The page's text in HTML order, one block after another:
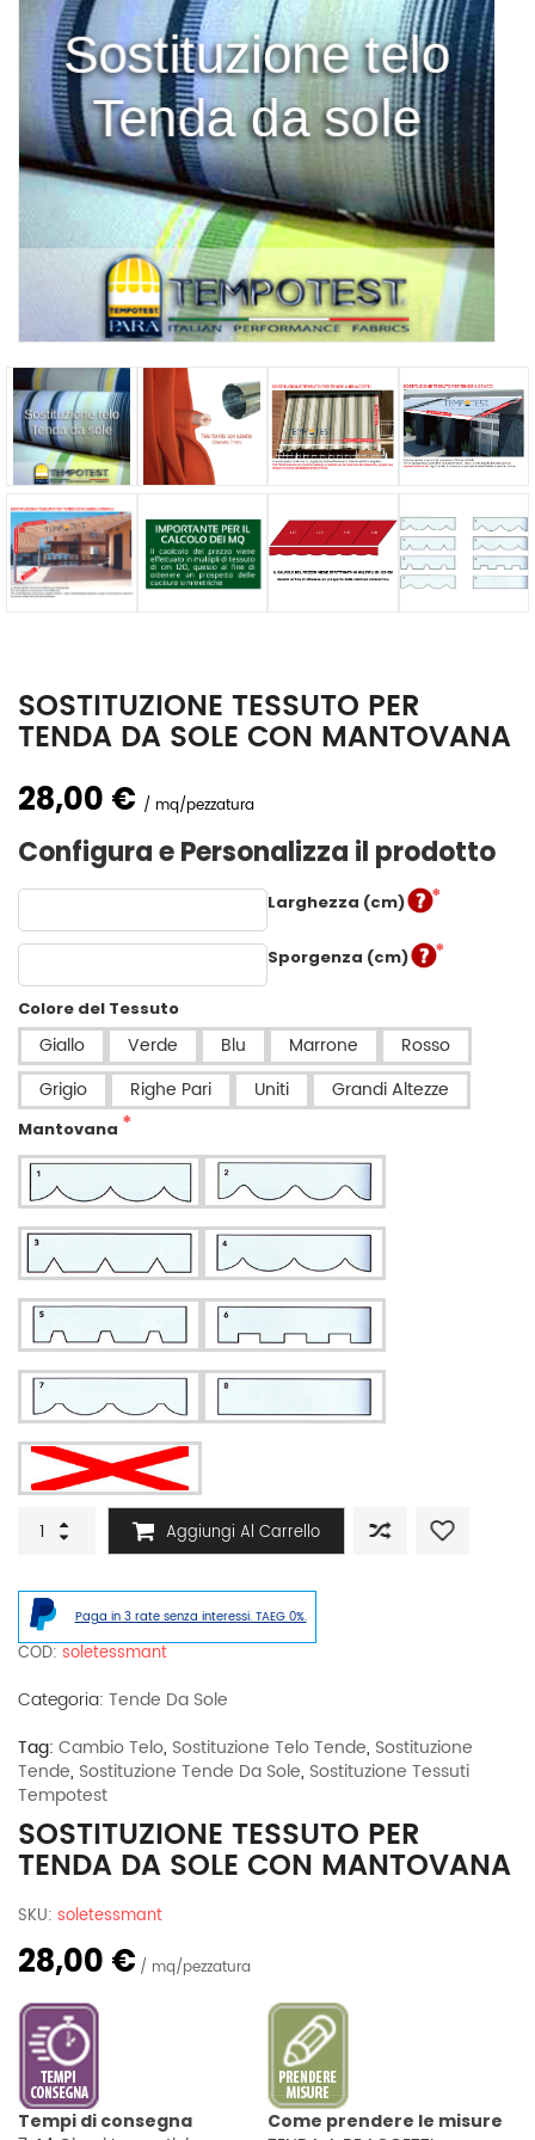
SOSTITUZIONE TESSUTO PER
TENDA DA SOLE CON MANTOVANA
28,00 € mq/pezzatura
Configura e Personalizza il prodotto
Larghezza (cm)
Sporgenza (cm)
Colore del Tessuto
Giallo Verde Blu Marrone
Rosso
Grigio
Righe Pari Uniti Grandi Altezze
Mantovana
Sostituzione
Tessuto
da
sole
Con
quantità
Aggiungi Al Carrello
Paga in 3 rate senza interessi. TAEG 0%.
COD: soletessmant
Categoria: Tende Da Sole
Tag: Cambio Telo, Sostituzione Telo Tende, Sostituzione
Tende, Sostituzione Tende Da Sole, Sostituzione Tessuti
Tempotest
SOSTITUZIONE TESSUTO PER
TENDA DA SOLE CON MANTOVANA
SKU: soletessmant
28,00 € mq/pezzatura
Tempi di consegna Come prendere le misure